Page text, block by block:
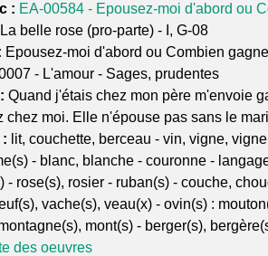
: EA-00584 - Epousez-moi d'abord ou
La belle rose (pro-parte) - I, G-08
Epousez-moi d'abord ou Combien
- L'amour - Sages, prudentes
Quand j'étais chez mon père m'envoie
chez moi. Elle n'épouse pas sans le
: lit, couchette, berceau - vin, vigne,
- blanc, blanche - couronne -
- rose(s), rosier - ruban(s) - couche,
vache(s), veau(x) - ovin(s) :
mont(s) - berger(s),
des oeuvres